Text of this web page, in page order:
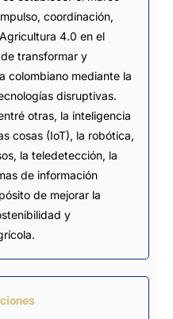
coordinación,
4.0 en el
transformar y
colombiano mediante la
disruptivas.
otras, la inteligencia
cosas (IoT), la robótica,
la teledetección, la
de información
de mejorar la
y